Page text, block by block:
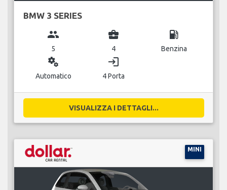
BMW 3 SERIES
group
5
business_center
4
local_gas_station
Benzina
miscellaneous_services
Automatico
login
4 Porta
VISUALIZZA I DETTAGLI...
MINI